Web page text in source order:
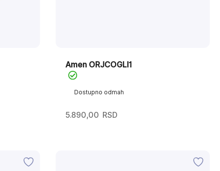
Dostupno odmah
Amen ORJCOGLI1
5.890,00 RSD